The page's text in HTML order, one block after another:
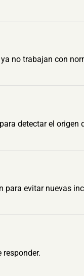
no trabajan con
detectar el origen
para evitar nuevas